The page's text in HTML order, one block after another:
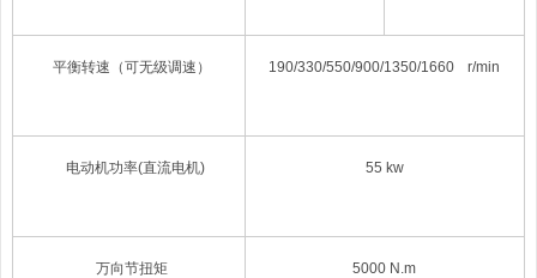
平衡转速 （可无级调速） 190/330/550/900/1350/1660 r/min
电动机功率(直流电机) 55 kw
万向节扭矩 5000 N .m